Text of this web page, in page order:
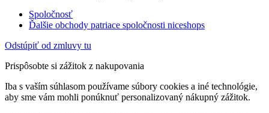
Spoločnosť
Ďalšie obchody patriace spoločnosti niceshops
Odstúpiť od zmluvy tu
Prispôsobte si zážitok z nakupovania
Iba s vaším súhlasom používame súbory cookies a iné technológie,
aby sme vám mohli ponúknuť personalizovaný nákupný zážitok.